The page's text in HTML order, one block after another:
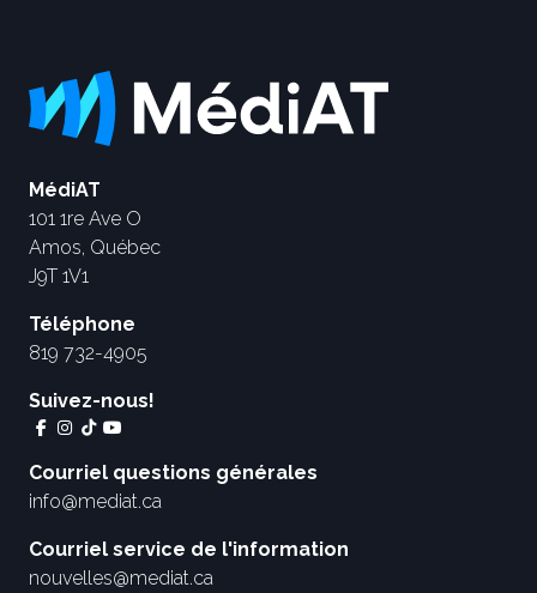
MédiAT
101 1re Ave O
Amos, Québec
J9T 1V1
Téléphone
819 732-4905
Suivez-nous!
Courriel questions générales
info@mediat.ca
Courriel service de l'information
nouvelles@mediat.ca